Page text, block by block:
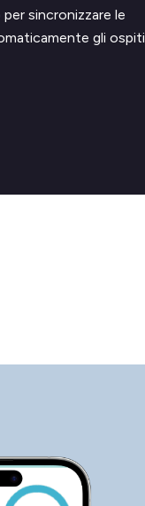
sincronizzare le
gli ospiti